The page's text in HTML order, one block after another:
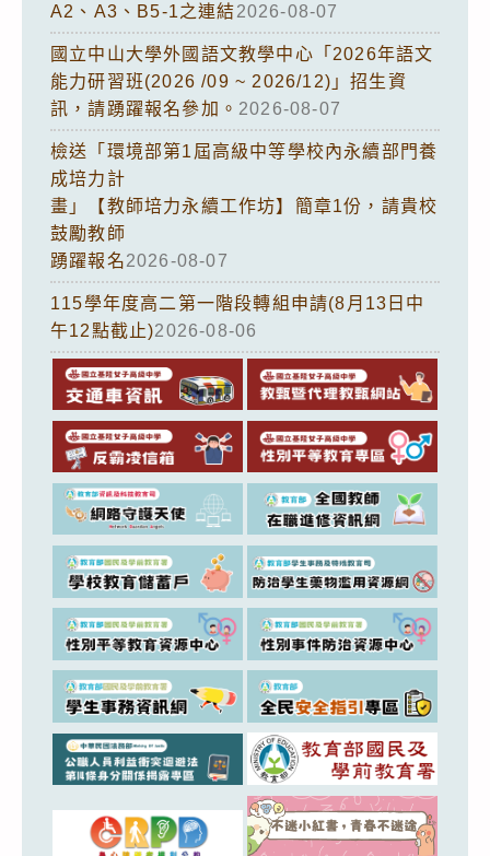
A2、A3、B5-1之連結2026-08-07
國立中山大學外國語文教學中心「2026年語文
能力研習班(2026 /09 ~ 2026/12)」招生資
訊，請踴躍報名參加。 2026-08-07
檢送「環境部第1屆高級中等學校內永續部門養
成培力計
畫」【教師培力永續工作坊】簡章1份，請貴校
鼓勵教師
踴躍報名2026-08-07
115學年度高二第一階段轉組申請(8月13日中
午12點截止)2026-08-06